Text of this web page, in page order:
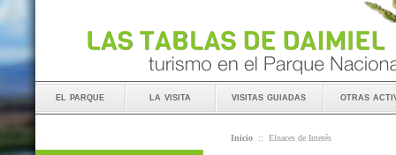
el parque la visita visitas guiadas otras
Inicio :: Elnaces de Interés